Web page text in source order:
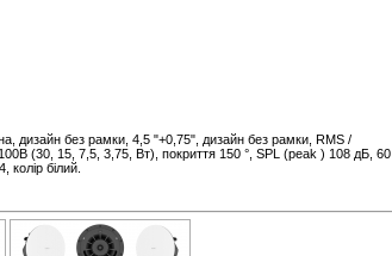
дизайн без рамки, 4,5 "+0,75", дизайн без рамки, RMS /
(30, 15, 7,5, 3,75, Вт), покриття 150 °, SPL (peak ) 108 дБ, 60
колір білий.